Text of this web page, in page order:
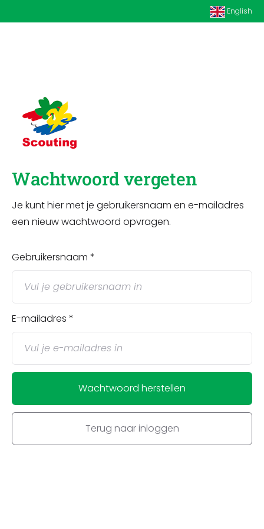
English
Wachtwoord vergeten
Je kunt hier met je gebruikersnaam en e-mailadres
een nieuw wachtwoord opvragen.
Gebruikersnaam
E-mailadres
Wachtwoord herstellen
Terug naar inloggen